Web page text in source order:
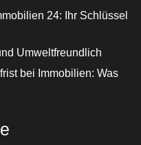
24: Ihr Schlüssel
Umweltfreundlich
bei Immobilien: Was